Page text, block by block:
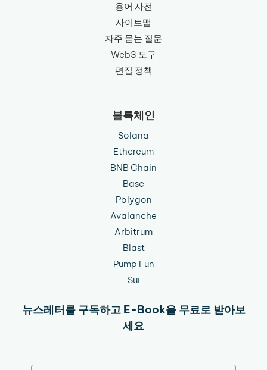
용어 사전
사이트맵
자주 묻는 질문
Web3 도구
편집 정책
블록체인
Solana
Ethereum
BNB Chain
Base
Polygon
Avalanche
Arbitrum
Blast
Pump Fun
Sui
뉴스레터를 구독하고 E-Book을 무료로 받아보
세요